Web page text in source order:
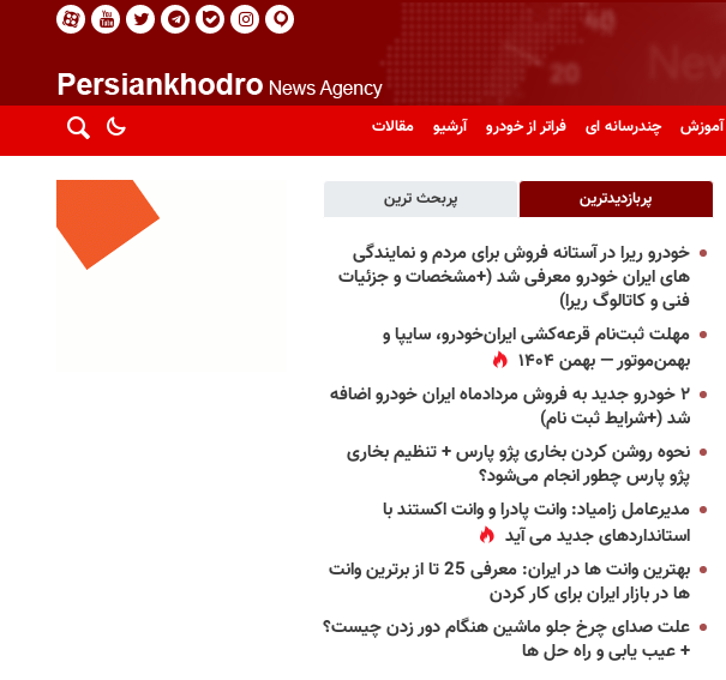
آموزش چندرسانه ای فراتر از خودرو آرشیو مقالات
پربازدیدترین پربحث ترین
خودرو ریرا در آستانه فروش برای مردم و نمایندگی
های ایران خودرو معرفی شد (+مشخصات و جزئیات
فنی و کاتالوگ ریرا)
مهلت ثبت‌نام قرعه‌کشی ایران‌خودرو، سایپا و
بهمن‌موتور — بهمن ۱۴۰۴
۲ خودرو جدید به فروش مردادماه ایران خودرو اضافه
شد (+شرایط ثبت نام)
نحوه روشن کردن بخاری پژو پارس + تنظیم بخاری
پژو پارس چطور انجام می‌شود؟
مدیرعامل زامیاد: وانت پادرا و وانت اکستند با
استانداردهای جدید می آید
بهترین وانت ها در ایران: معرفی 25 تا از برترین وانت
ها در بازار ایران برای کار کردن
علت صدای چرخ جلو ماشین هنگام دور زدن چیست؟
+ عیب یابی و راه حل ها